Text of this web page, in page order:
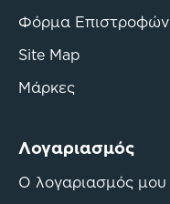
Φόρμα Επιστροφών
Site Map
Μάρκες
Λογαριασμός
Ο λογαριασμός μου